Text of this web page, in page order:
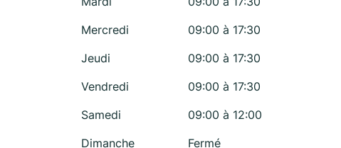
Mercredi
09:00 à 17:30
Jeudi
09:00 à 17:30
Vendredi
09:00 à 17:30
Samedi
09:00 à 12:00
Dimanche
Fermé